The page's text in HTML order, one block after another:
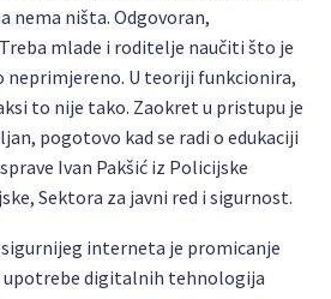
nema ništa. Odgovoran,
mlade i roditelje naučiti što je
neprimjereno. U teoriji funkcionira,
to nije tako. Zaokret u pristupu je
pogotovo kad se radi o edukaciji
Ivan Pakšić iz Policijske
Sektora za javni red i sigurnost.
interneta je promicanje
upotrebe digitalnih tehnologija